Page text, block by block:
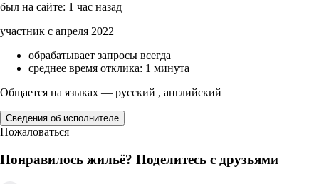
был на сайте: 1 час назад
участник с апреля 2022
обрабатывает запросы всегда
среднее время отклика: 1 минута
Общается на языках — русский , английский
Сведения об исполнителе
Пожаловаться
Понравилось жильё? Поделитесь с друзьями